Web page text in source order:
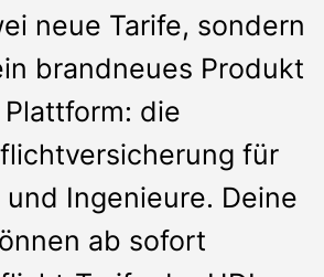
neue Tarife, sondern
brandneues Produkt
die
für
Ingenieure. Deine
ab sofort